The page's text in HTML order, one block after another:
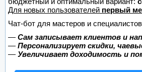
Для новых пользователей первый
Чат-бот для мастеров и
— Сам записывает клиентов и
— Персонализирует скидки,
— Увеличивает доходимость и